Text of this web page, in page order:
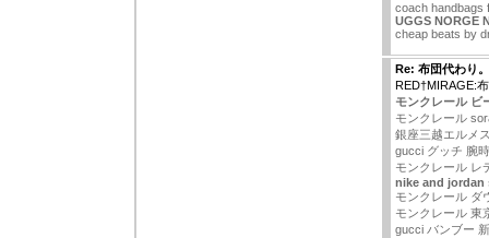
coach handbags
UGGS NORGE
cheap beats by
Re: 布団代わり。
RED†MIRAGE:
モンクレール ビ
モンクレール
銀座三越エルメ
gucci グッチ 腕
モンクレール レ
nike and jordan
モンクレール ダ
モンクレール 東
gucci バンブー